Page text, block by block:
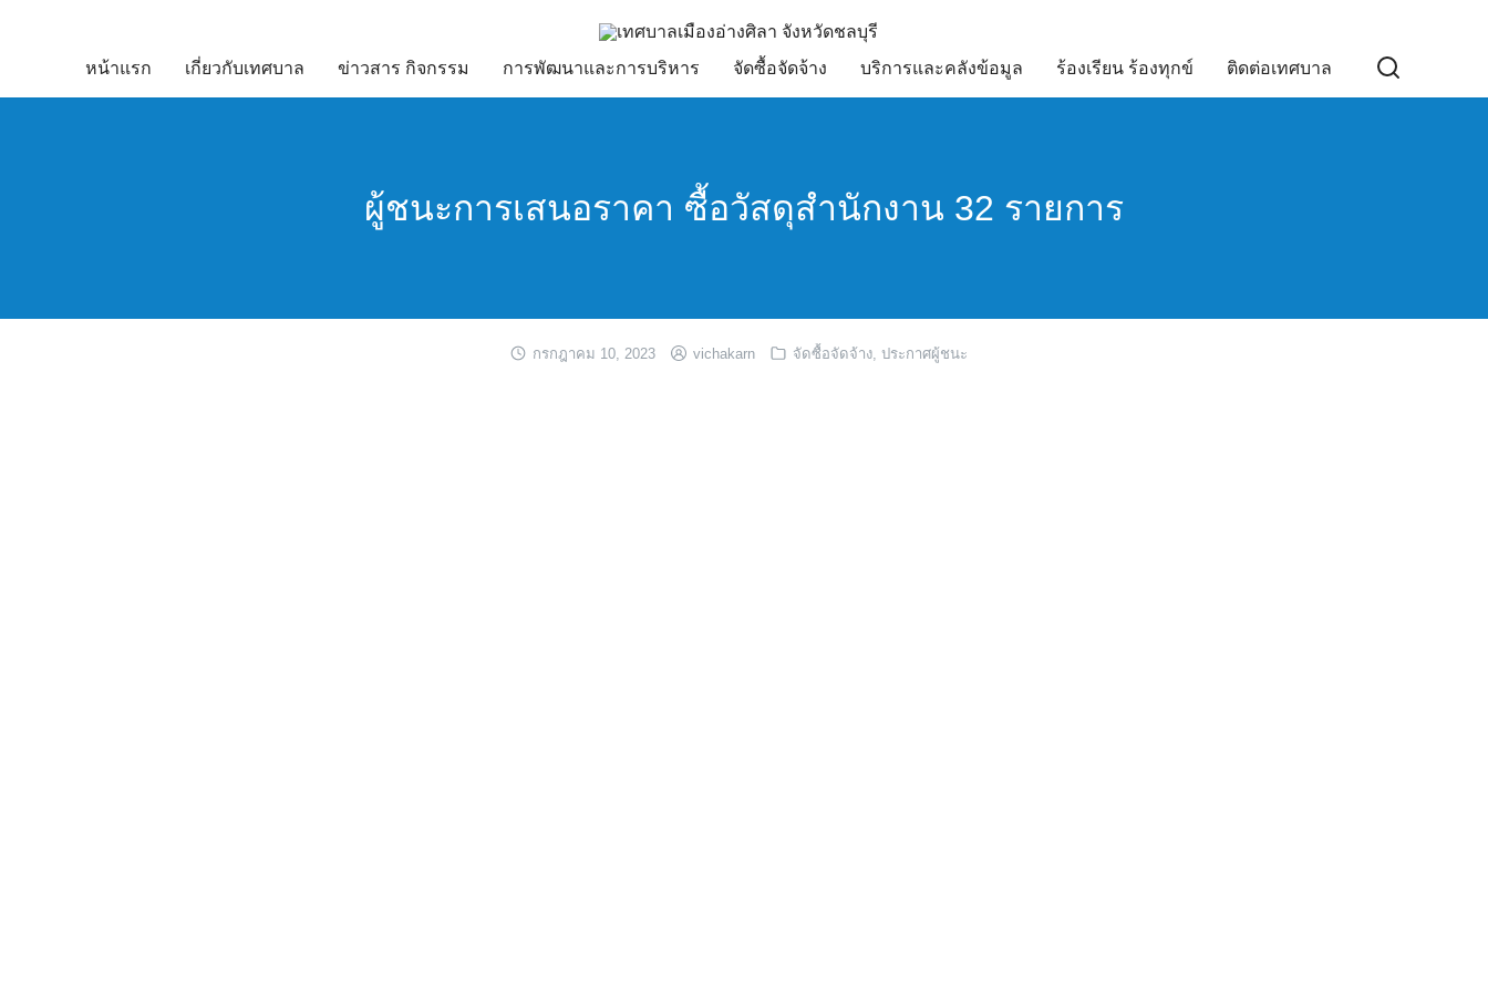
หน้าแรก เกี่ยวกับเทศบาล ข่าวสาร กิจกรรม การพัฒนาและการบริหาร จัดซื้อจัดจ้าง บริการและคลังข้อมูล ร้องเรียน ร้องทุกข์ ติดต่อเทศบาล
ผู้ชนะการเสนอราคา ซื้อวัสดุสำนักงาน 32 รายการ
กรกฎาคม 10, 2023 vichakarn จัดซื้อจัดจ้าง, ประกาศผู้ชนะ